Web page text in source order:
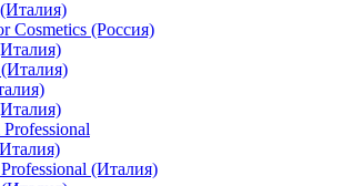
Cosmetics (Россия)
Professional
(Италия)